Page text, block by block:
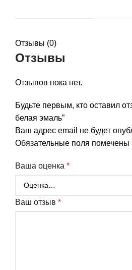
Отзывы (0)
Отзывы
Отзывов пока нет.
Будьте первым, кто оставил
белая эмаль”
Ваш адрес email не будет
Обязательные поля помечены
Ваша оценка *
Ваш отзыв *